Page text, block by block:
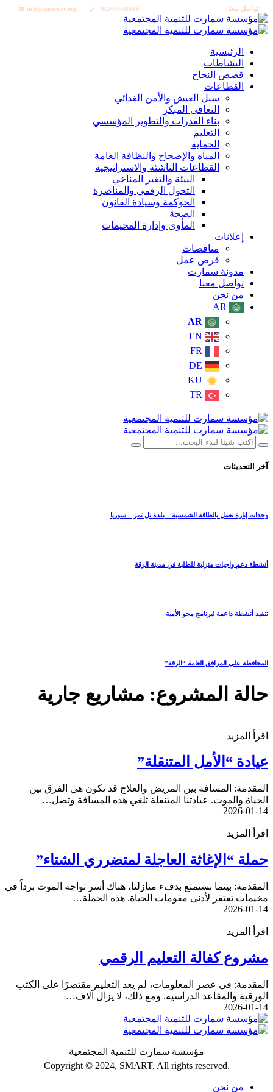
تواصل معنا: info@smart-sy.org +963000000000
الرئيسية
النشاطات
قصص النجاح
القطاعات
سبل العيش والأمن الغذائي
التعافي المبكر
بناء القدرات والتطوير المؤسسي
التعليم
الحماية
المياه والإصحاح والنظافة العامة
القطاعات الناشئة والاستراتيجية
البيئة والتغير المناخي
التحول الرقمي والمناصرة
الحوكمة وسيادة القانون
الصحة
المأوى وإدارة المخيمات
إعلانات
مناقصات
فرص عمل
مدونة سمارت
تواصل معنا
من نحن
AR
AR
EN
FR
DE
KU
TR
آخر التحديثات
وحدات إنارة تعمل بالطاقة الشمسية _ بلدة تل تمر _ سوريا
أنشطة دعم واجبات منزلية للطلبة في مدينة الرقة
تنفيذ أنشطة داعمة لبرنامج محو الأمية
المحافظة على المرافق العامة “الرقة”
حالة المشروع: مشاريع جارية
اقرأ المزيد
عيادة “الأمل المتنقلة”
المقدمة: المسافة بين المريض والعلاج قد تكون هي الفرق بين
الحياة والموت. عيادتنا المتنقلة تلغي هذه المسافة وتصل…
2026-01-14
اقرأ المزيد
حملة “الإغاثة العاجلة لمتضرري الشتاء”
المقدمة: بينما نستمتع بدفء منازلنا، هناك أسر تواجه الموت برداً في
مخيمات تفتقر لأدنى مقومات الحياة. هذه الحملة…
2026-01-14
اقرأ المزيد
مشروع كفالة التعليم الرقمي
المقدمة: في عصر المعلومات، لم يعد التعليم مقتصرًا على الكتب
الورقية والمقاعد الدراسية. ومع ذلك، لا يزال آلاف…
2026-01-14
مؤسسة سمارت للتنمية المجتمعية
Copyright © 2024, SMART. All rights reserved.
من نحن